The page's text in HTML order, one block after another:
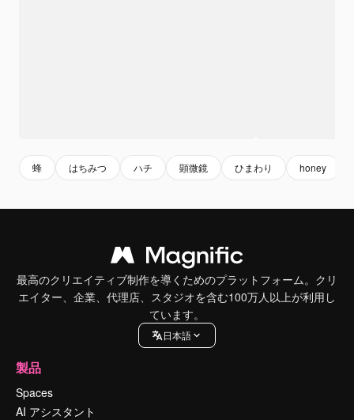
蜂 はちみつ ハチ 顕微鏡 ひまわり honey
最高のクリエイティブ制作を導くためのプラットフォーム。クリ
エイター、企業、代理店、スタジオを含む100万人以上が利用し
ています。
日本語
製品
Spaces
AI アシスタント